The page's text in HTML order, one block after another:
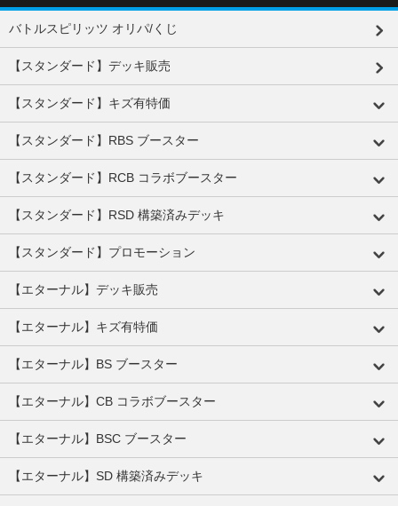
バトルスピリッツ オリパ/くじ
【スタンダード】デッキ販売
【スタンダード】キズ有特価
【スタンダード】RBS ブースター
【スタンダード】RCB コラボブースター
【スタンダード】RSD 構築済みデッキ
【スタンダード】プロモーション
【エターナル】デッキ販売
【エターナル】キズ有特価
【エターナル】BS ブースター
【エターナル】CB コラボブースター
【エターナル】BSC ブースター
【エターナル】SD 構築済みデッキ